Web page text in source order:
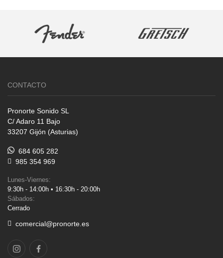
CONTACTO
Pronorte Sonido SL
C/ Adaro 11 Bajo
33207 Gijón (Asturias)
684 605 282
985 354 969
Lunes-Viernes:
9:30h - 14:00h • 16:30h - 20:00h
Sábados:
Cerrado
comercial@pronorte.es